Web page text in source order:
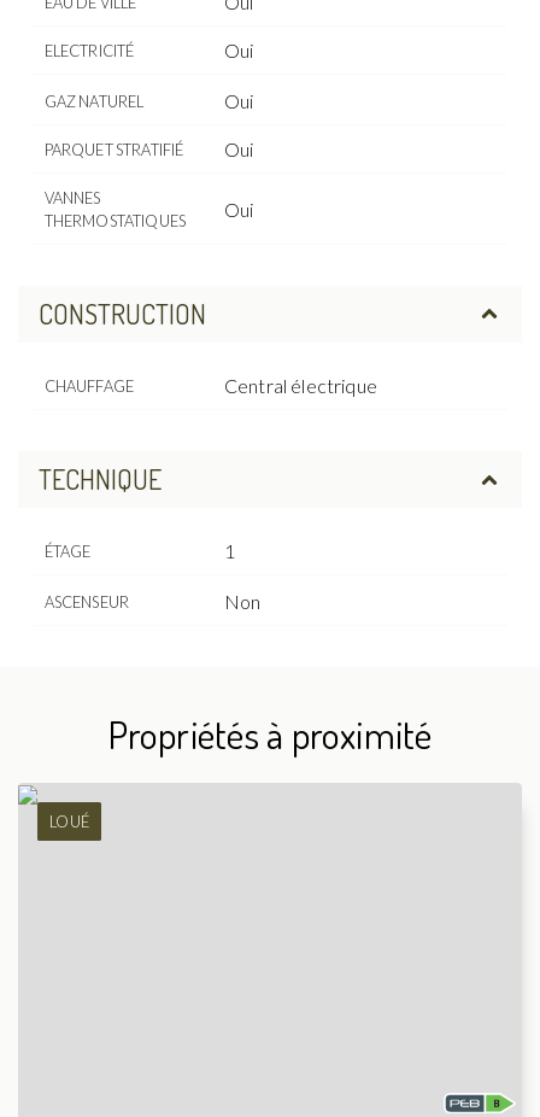
ELECTRICITÉ Oui
GAZ NATUREL Oui
PARQUET STRATIFIÉ Oui
VANNES
THERMOSTATIQUES
Oui
CONSTRUCTION
CHAUFFAGE Central électrique
TECHNIQUE
ÉTAGE 1
ASCENSEUR Non
Propriétés à proximité
LOUÉ